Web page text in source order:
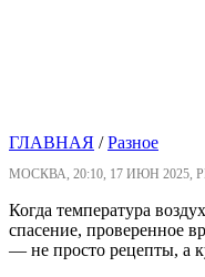
ГЛАВНАЯ /Разное
МОСКВА, 20:10, 17 ИЮН 2025,
Когда температура
спасение, проверенное
— не просто рецепты, а